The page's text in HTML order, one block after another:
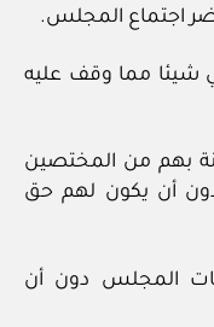
اجتماع المجلس.
شيئا مما وقف عليه
بهم من المختصين
دون أن يكون لهم حق
المجلس دون أن